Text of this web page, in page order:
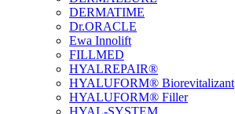
DERMATIME
Dr.ORACLE
Ewa Innolift
FILLMED
НYALREPAIR®
HYALUFORM® Biorevitalizant
HYALUFORM® Filler
HYAL-SYSTEM